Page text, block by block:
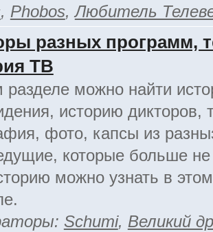
, Phobos,Любитель
разных программ,
ТВ
разделе можно найти
историю дикторов,
фото, капсы из
которые больше
можно узнать в
Schumi, Великий